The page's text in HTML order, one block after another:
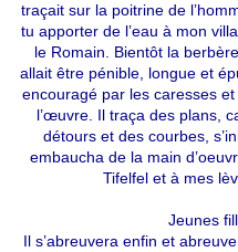
traçait sur la poitrine de
tu apporter de l’eau à mon
le Romain. Bientôt la
allait être pénible, longue et
encouragé par les caresses
l’œuvre. Il traça des plans,
détours et des courbes,
embaucha de la main
Tifelfel et à mes
Jeunes
Il s’abreuvera enfin et